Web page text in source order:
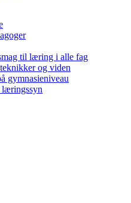
til læring i alle fag
og viden
gymnasieniveau
læringssyn